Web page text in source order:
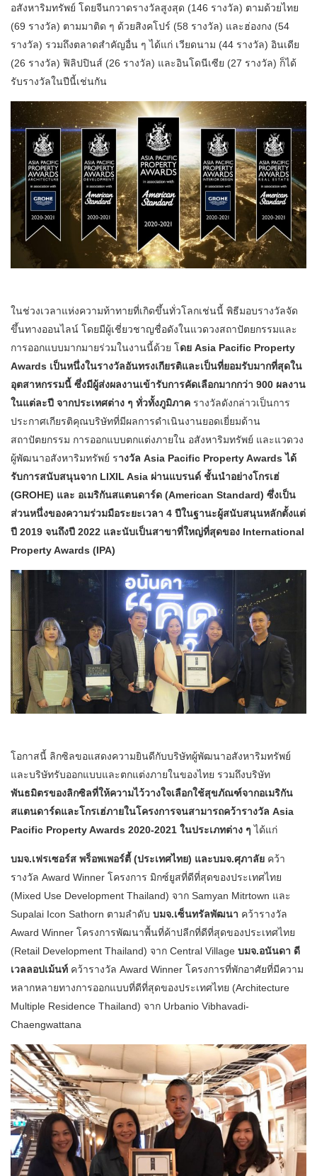
อสังหาริมทรัพย์ โดยจีนกวาดรางวัลสูงสุด (146 รางวัล) ตามด้วยไทย
(69 รางวัล) ตามมาติด ๆ ด้วยสิงคโปร์ (58 รางวัล) และฮ่องกง (54
รางวัล) รวมถึงตลาดสำคัญอื่น ๆ ได้แก่ เวียดนาม (44 รางวัล) อินเดีย
(26 รางวัล) ฟิลิปปินส์ (26 รางวัล) และอินโดนีเซีย (27 รางวัล) ก็ได้
รับรางวัลในปีนี้เช่นกัน
ในช่วงเวลาแห่งความท้าทายที่เกิดขึ้นทั่วโลกเช่นนี้ พิธีมอบรางวัลจัด
ขึ้นทางออนไลน์ โดยมีผู้เชี่ยวชาญชื่อดังในแวดวงสถาปัตยกรรมและ
การออกแบบมากมายร่วมในงานนี้ด้วย โดย Asia Pacific Property
Awards เป็นหนึ่งในรางวัลอันทรงเกียรติและเป็นที่ยอมรับมากที่สุดใน
อุตสาหกรรมนี้ ซึ่งมีผู้ส่งผลงานเข้ารับการคัดเลือกมากกว่า 900 ผลงาน
ในแต่ละปี จากประเทศต่าง ๆ ทั่วทั้งภูมิภาค รางวัลดังกล่าวเป็นการ
ประกาศเกียรติคุณบริษัทที่มีผลการดำเนินงานยอดเยี่ยมด้าน
สถาปัตยกรรม การออกแบบตกแต่งภายใน อสังหาริมทรัพย์ และแวดวง
ผู้พัฒนาอสังหาริมทรัพย์ รางวัล Asia Pacific Property Awards ได้
รับการสนับสนุนจาก LIXIL Asia ผ่านแบรนด์ ชั้นนำอย่างโกรเฮ่
(GROHE) และ อเมริกันสแตนดาร์ด (American Standard) ซึ่งเป็น
ส่วนหนึ่งของความร่วมมือระยะเวลา 4 ปีในฐานะผู้สนับสนุนหลักตั้งแต่
ปี 2019 จนถึงปี 2022 และนับเป็นสาขาที่ใหญ่ที่สุดของ International
Property Awards (IPA)
โอกาสนี้ ลิกซิลขอแสดงความยินดีกับบริษัทผู้พัฒนาอสังหาริมทรัพย์
และบริษัทรับออกแบบและตกแต่งภายในของไทย รวมถึงบริษัท
พันธมิตรของลิกซิลที่ให้ความไว้วางใจเลือกใช้สุขภัณฑ์จากอเมริกัน
สแตนดาร์ดและโกรเฮ่ภายในโครงการจนสามารถคว้ารางวัล Asia
Pacific Property Awards 2020-2021 ในประเภทต่าง ๆ ได้แก่
บมจ.เฟรเซอร์ส พร็อพเพอร์ตี้ (ประเทศไทย) และบมจ.ศุภาลัย คว้า
รางวัล Award Winner โครงการ มิกซ์ยูสที่ดีที่สุดของประเทศไทย
(Mixed Use Development Thailand) จาก Samyan Mitrtown และ
Supalai Icon Sathorn ตามลำดับ บมจ.เซ็นทรัลพัฒนา คว้ารางวัล
Award Winner โครงการพัฒนาพื้นที่ค้าปลีกที่ดีที่สุดของประเทศไทย
(Retail Development Thailand) จาก Central Village บมจ.อนันดา ดี
เวลลอปเม้นท์ คว้ารางวัล Award Winner โครงการที่พักอาศัยที่มีความ
หลากหลายทางการออกแบบที่ดีที่สุดของประเทศไทย (Architecture
Multiple Residence Thailand) จาก Urbanio Vibhavadi-
Chaengwattana